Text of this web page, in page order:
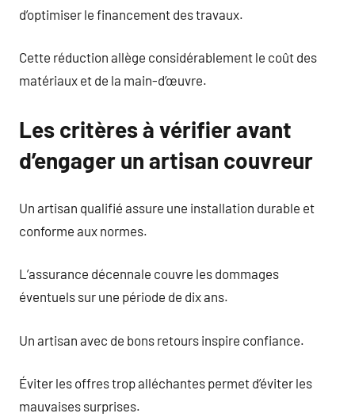
d’optimiser le financement des travaux.
Cette réduction allège considérablement le coût des
matériaux et de la main-d’œuvre.
Les critères à vérifier avant
d’engager un artisan couvreur
Un artisan qualifié assure une installation durable et
conforme aux normes.
L’assurance décennale couvre les dommages
éventuels sur une période de dix ans.
Un artisan avec de bons retours inspire confiance.
Éviter les offres trop alléchantes permet d’éviter les
mauvaises surprises.